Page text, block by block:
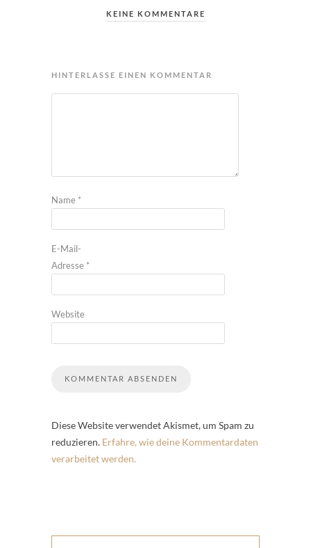
KEINE KOMMENTARE
HINTERLASSE EINEN KOMMENTAR
Name *
E-Mail-
Adresse *
Website
Diese Website verwendet Akismet, um Spam zu
reduzieren. Erfahre, wie deine Kommentardaten
verarbeitet werden.